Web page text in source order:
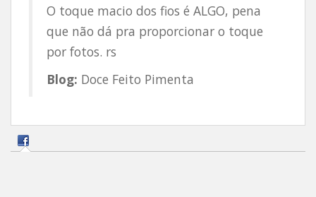
O toque macio dos fios é ALGO, pena
que não dá pra proporcionar o toque
por fotos. rs
Blog: Doce Feito Pimenta